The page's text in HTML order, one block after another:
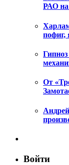
РАО на
пофиг,
От
Войти